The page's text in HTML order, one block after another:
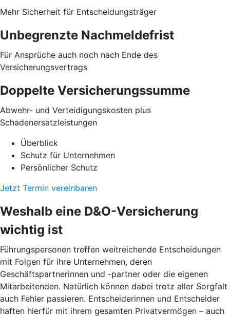
Mehr Sicherheit für Entscheidungsträger
Unbegrenzte Nachmeldefrist
Für Ansprüche auch noch nach Ende des
Versicherungsvertrags
Doppelte Versicherungssumme
Abwehr- und Verteidigungskosten plus
Schadenersatzleistungen
Überblick
Schutz für Unternehmen
Persönlicher Schutz
Jetzt Termin vereinbaren
Weshalb eine D&O-Versicherung
wichtig ist
Führungspersonen treffen weitreichende Entscheidungen
mit Folgen für ihre Unternehmen, deren
Geschäftspartnerinnen und -partner oder die eigenen
Mitarbeitenden. Natürlich können dabei trotz aller Sorgfalt
auch Fehler passieren. Entscheiderinnen und Entscheider
haften hierfür mit ihrem gesamten Privatvermögen – auch